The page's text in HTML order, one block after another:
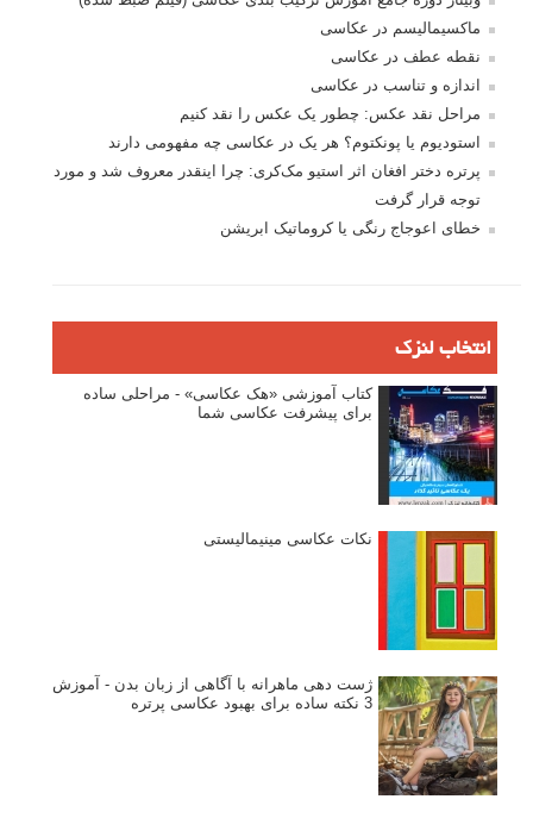
ماکسیمالیسم در عکاسی
نقطه عطف در عکاسی
اندازه و تناسب در عکاسی
مراحل نقد عکس: چطور یک عکس را نقد کنیم
استودیوم یا پونکتوم؟ هر یک در عکاسی چه مفهومی دارند
پرتره دختر افغان اثر استیو مک‌کری: چرا اینقدر معروف شد و مورد
توجه قرار گرفت
خطای اعوجاج رنگی یا کروماتیک ابریشن
انتخاب لنزک
کتاب آموزشی «هک عکاسی» - مراحلی ساده
برای پیشرفت عکاسی شما
نکات عکاسی مینیمالیستی
ژست دهی ماهرانه با آگاهی از زبان بدن - آموزش
3 نکته ساده برای بهبود عکاسی پرتره